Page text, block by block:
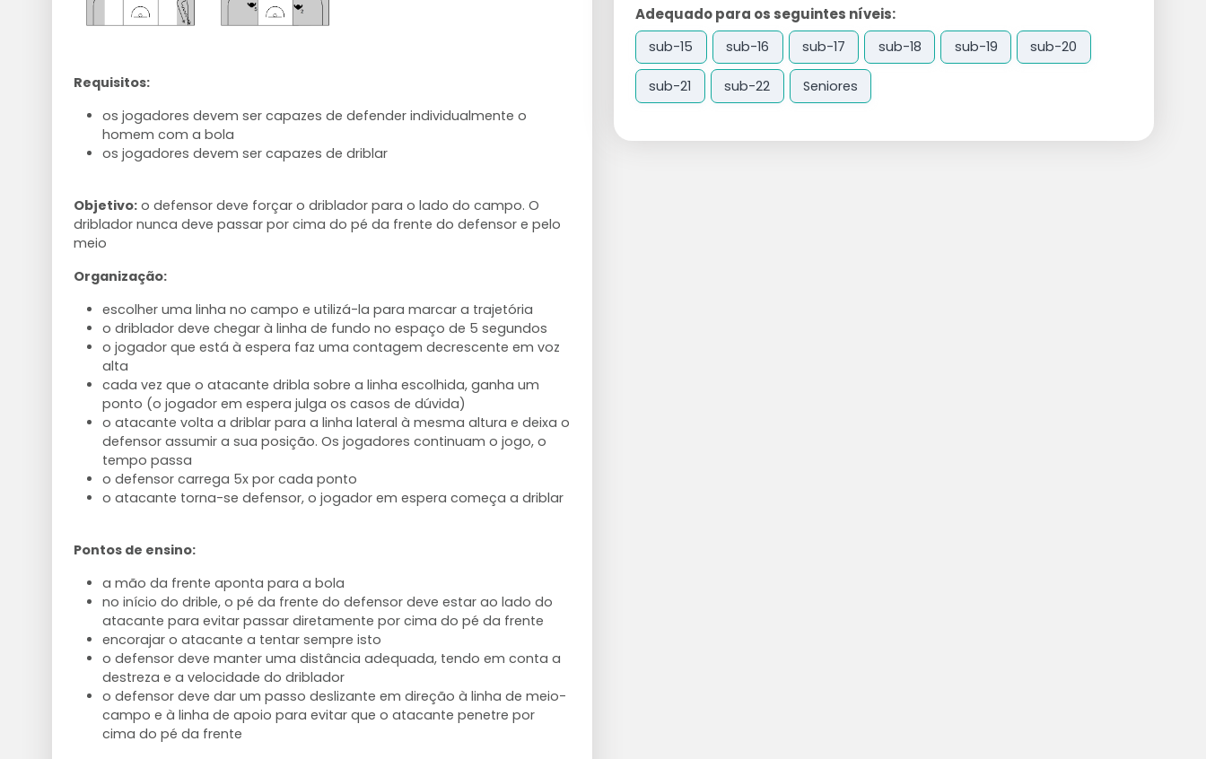
Requisitos:
os jogadores devem ser capazes de defender individualmente o
homem com a bola
os jogadores devem ser capazes de driblar
Objetivo:o defensor deve forçar o driblador para o lado do campo. O
driblador nunca deve passar por cima do pé da frente do defensor e pelo
meio
Organização:
escolher uma linha no campo e utilizá-la para marcar a trajetória
o driblador deve chegar à linha de fundo no espaço de 5 segundos
o jogador que está à espera faz uma contagem decrescente em voz
alta
cada vez que o atacante dribla sobre a linha escolhida, ganha um
ponto (o jogador em espera julga os casos de dúvida)
o atacante volta a driblar para a linha lateral à mesma altura e deixa o
defensor assumir a sua posição. Os jogadores continuam o jogo, o
tempo passa
o defensor carrega 5x por cada ponto
o atacante torna-se defensor, o jogador em espera começa a driblar
Pontos de ensino:
a mão da frente aponta para a bola
no início do drible, o pé da frente do defensor deve estar ao lado do
atacante para evitar passar diretamente por cima do pé da frente
encorajar o atacante a tentar sempre isto
o defensor deve manter uma distância adequada, tendo em conta a
destreza e a velocidade do driblador
o defensor deve dar um passo deslizante em direção à linha de meio-
campo e à linha de apoio para evitar que o atacante penetre por
cima do pé da frente
Adequado para os seguintes níveis:
sub-15 sub-16 sub-17 sub-18 sub-19 sub-20
sub-21 sub-22 Seniores